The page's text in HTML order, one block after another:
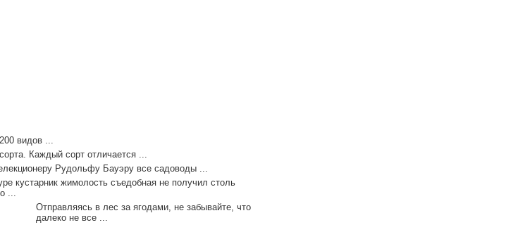
видов ...
Каждый сорт отличается ...
Рудольфу Бауэру все садоводы ...
кустарник жимолость съедобная не получил столь
...
Отправляясь в лес за ягодами, не забывайте, что
далеко не все ...